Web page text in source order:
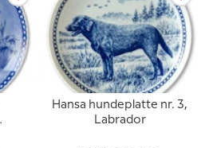
Hansa hundeplatte nr. 3,
Labrador